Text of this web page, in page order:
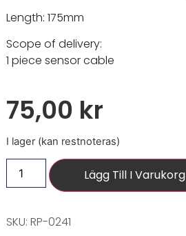
Length: 175mm
Scope of delivery:
1 piece sensor cable
75,00 kr
I lager (kan restnoteras)
Lägg Till I Varukorg
SKU: RP-0241